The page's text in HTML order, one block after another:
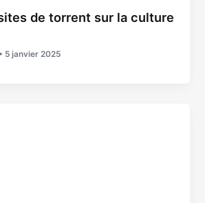
de torrent sur la culture
• 5 janvier 2025